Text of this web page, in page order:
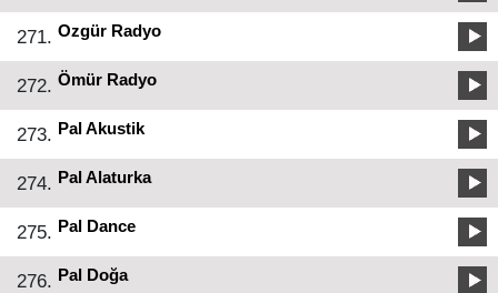
271. Ozgür Radyo
272. Ömür Radyo
273. Pal Akustik
274. Pal Alaturka
275. Pal Dance
276. Pal Doğa